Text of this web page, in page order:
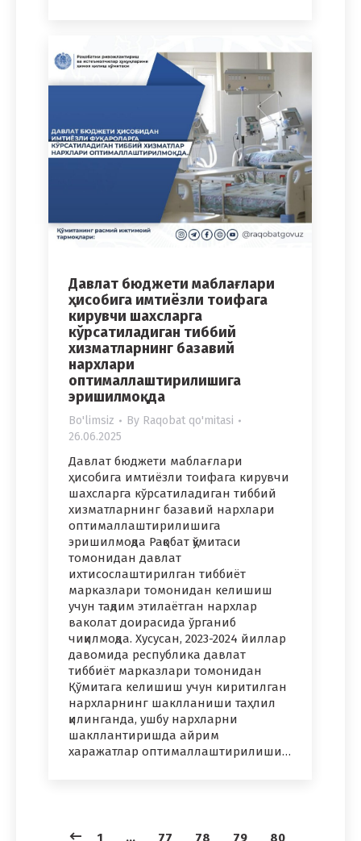
Давлат бюджети маблағлари
ҳисобига имтиёзли тоифага
кирувчи шахсларга
кўрсатиладиган тиббий
хизматларнинг базавий
нархлари
оптималлаштирилишига
эришилмоқда
Bo'limsiz By Raqobat qo'mitasi
26.06.2025
Давлат бюджети маблағлари
ҳисобига имтиёзли тоифага кирувчи
шахсларга кўрсатиладиган тиббий
хизматларнинг базавий нархлари
оптималлаштирилишига
эришилмоқда Рақобат қўмитаси
томонидан давлат
ихтисослаштирилган тиббиёт
марказлари томонидан келишиш
учун тақдим этилаётган нархлар
ваколат доирасида ўрганиб
чиқилмоқда. Хусусан, 2023-2024 йиллар
давомида республика давлат
тиббиёт марказлари томонидан
Қўмитага келишиш учун киритилган
нархларнинг шаклланиши таҳлил
қилинганда, ушбу нархларни
шакллантиришда айрим
харажатлар оптималлаштирилиши…
1 … 77 78 79 80